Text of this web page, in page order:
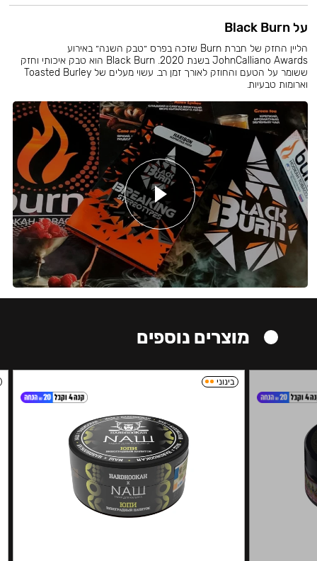
על Black Burn
הליין החזק של חברת Burn שזכה בפרס ״טבק השנה״ באירוע
JohnCalliano Awards בשנת 2020. Black Burn הוא טבק איכותי וחזק
ששומר על הטעם והחוזק לאורך זמן רב. עשוי מעלים של Toasted Burley
וארומות טבעיות.
מוצרים נוספים
בינוני